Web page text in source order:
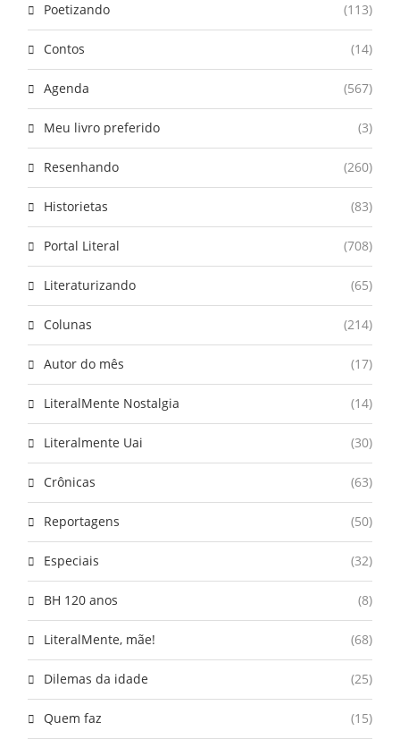
Poetizando (113)
Contos (14)
Agenda (567)
Meu livro preferido (3)
Resenhando (260)
Historietas (83)
Portal Literal (708)
Literaturizando (65)
Colunas (214)
Autor do mês (17)
LiteralMente Nostalgia (14)
Literalmente Uai (30)
Crônicas (63)
Reportagens (50)
Especiais (32)
BH 120 anos (8)
LiteralMente, mãe! (68)
Dilemas da idade (25)
Quem faz (15)